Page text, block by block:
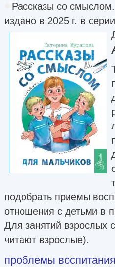
Рассказы со
издано в 2025 г. в серии
подобрать приемы
отношения с детьми в
Для занятий взрослых
читают взрослые).
проблемы воспитания